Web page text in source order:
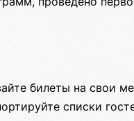
билеты на свои
списки